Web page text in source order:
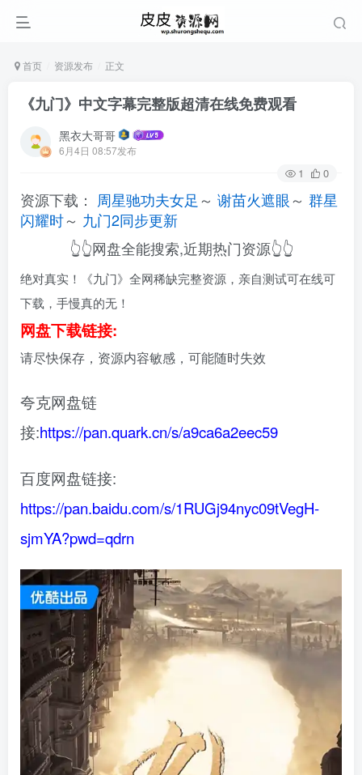
首页 资源发布 正文
《九门》中文字幕完整版超清在线免费观看
黑衣大哥哥
6月4日 08:57发布
1 0
资源下载： 周星驰功夫女足 ～ 谢苗火遮眼～ 群星
闪耀时～ 九门2同步更新
👆👆网盘全能搜索,近期热门资源👆👆
绝对真实！《九门》全网稀缺完整资源，亲自测试可在线可
下载，手慢真的无！
网盘下载链接:
请尽快保存，资源内容敏感，可能随时失效
夸克网盘链
接:https://pan.quark.cn/s/a9ca6a2eec59
百度网盘链接:
https://pan.baidu.com/s/1RUGj94nyc09tVegH-
sjmYA?pwd=qdrn